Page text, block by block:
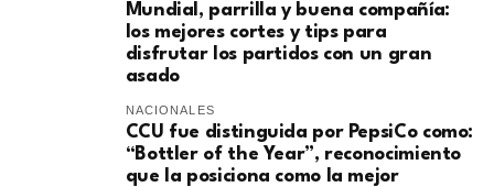
Mundial, parrilla y buena compañía:
los mejores cortes y tips para
disfrutar los partidos con un gran
asado
NACIONALES
CCU fue distinguida por PepsiCo como:
“Bottler of the Year”, reconocimiento
que la posiciona como la mejor